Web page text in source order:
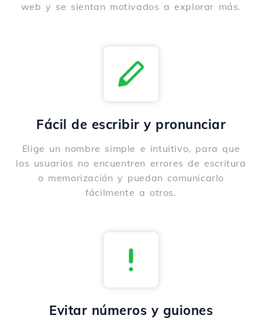
web y se sientan motivados a explorar más.
Fácil de escribir y pronunciar
Elige un nombre simple e intuitivo, para que
los usuarios no encuentren errores de escritura
o memorización y puedan comunicarlo
fácilmente a otros.
Evitar números y guiones